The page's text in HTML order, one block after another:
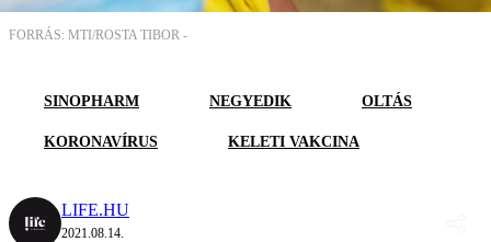
FORRÁS: MTI/ROSTA TIBOR -
SINOPHARM NEGYEDIK OLTÁS
KORONAVÍRUS KELETI VAKCINA
LIFE.HU
2021.08.14.